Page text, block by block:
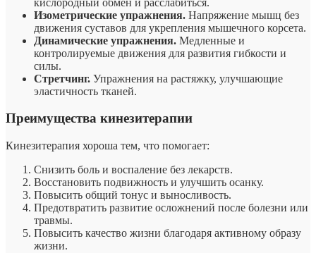
Изометрические упражнения. Напряжение мышц без
движения суставов для укрепления мышечного корсета.
Динамические упражнения. Медленные и
контролируемые движения для развития гибкости и
силы.
Стретчинг. Упражнения на растяжку, улучшающие
эластичность тканей.
Преимущества кинезитерапии
Кинезитерапия хороша тем, что помогает:
Снизить боль и воспаление без лекарств.
Восстановить подвижность и улучшить осанку.
Повысить общий тонус и выносливость.
Предотвратить развитие осложнений после болезни или
травмы.
Повысить качество жизни благодаря активному образу
жизни.